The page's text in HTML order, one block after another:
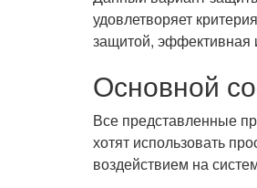
удовлетворяет
защитой, эффективная
Основной
Все представленные
хотят использовать
воздействием на